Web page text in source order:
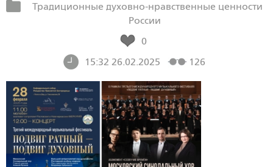
Традиционные духовно-нравственные ценности
России
0
15:32 26.02.2025
126